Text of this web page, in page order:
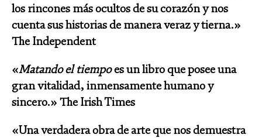
los rincones más ocultos de su corazón y nos
cuenta sus historias de manera veraz y tierna.»
The Independent
«Matando el tiempoes un libro que posee una
gran vitalidad, inmensamente humano y
sincero.» The Irish Times
«Una verdadera obra de arte que nos demuestra